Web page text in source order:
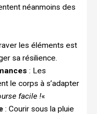
néanmoins des
les éléments est
sa résilience.
: Les
le corps à s’adapter
facile !«
: Courir sous la pluie